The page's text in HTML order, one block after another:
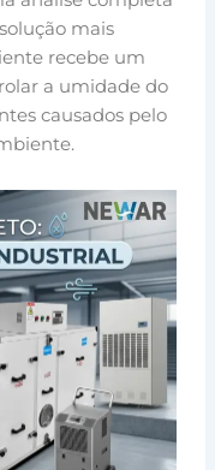
mais
recebe um
a umidade do
causados pelo